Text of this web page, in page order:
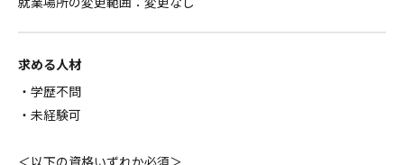
求める人材
・学歴不問
・未経験可
＜以下の資格いずれか必須＞